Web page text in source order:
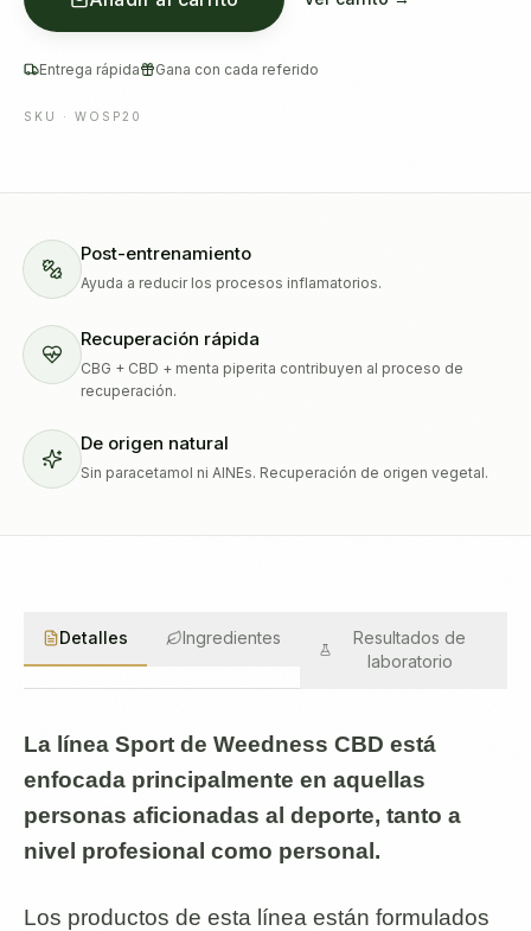
Entrega rápida Gana con cada referido
SKU · WOSP20
Post-entrenamiento
Ayuda a reducir los procesos inflamatorios.
Recuperación rápida
CBG + CBD + menta piperita contribuyen al proceso de
recuperación.
De origen natural
Sin paracetamol ni AINEs. Recuperación de origen vegetal.
Detalles Ingredientes
Resultados de
laboratorio
La línea Sport de Weedness CBD está
enfocada principalmente en aquellas
personas aficionadas al deporte, tanto a
nivel profesional como personal.
Los productos de esta línea están formulados